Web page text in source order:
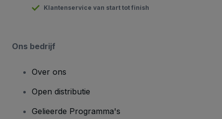
Klantenservice van start tot finish
Ons bedrijf
Over ons
Open distributie
Gelieerde Programma's